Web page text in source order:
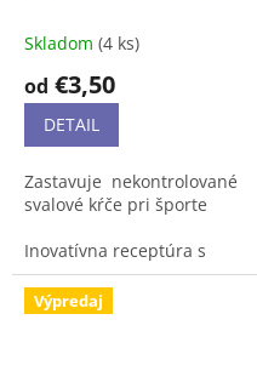
Skladom (4 ks)
od €3,50
DETAIL
Zastavuje nekontrolované
svalové kŕče pri športe
Inovatívna receptúra s
kyselinou octovou,
uhorkovou šťavou
a chinínom.
Výpredaj